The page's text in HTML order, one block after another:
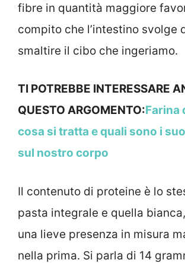
fibre in quantità maggiore
compito che l’intestino svolge
smaltire il cibo che ingeriamo.
TI POTREBBE INTERESSARE
QUESTO ARGOMENTO:Farina
cosa si tratta e quali sono i
sul nostro corpo
Il contenuto di proteine è lo
pasta integrale e quella
una lieve presenza in misura
nella prima. Si parla di 14